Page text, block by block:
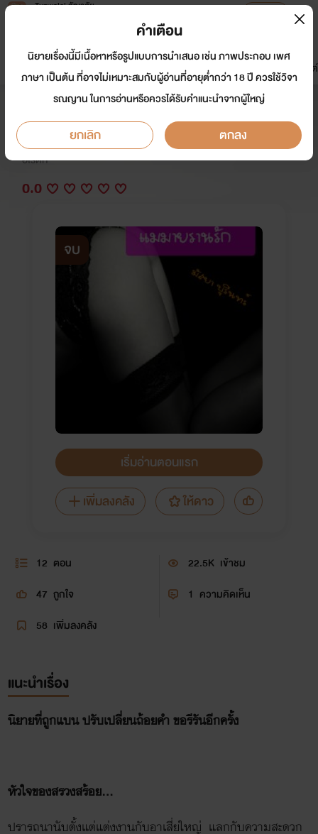
Tunwalai ธัญวลัย
หน้าแรก นิยาย อีบุ๊ก การ์ตูน
มาใหม่
ดรีมแชท ธัญลิสต์
แม่ม่ายร่านรัก
นักเขียน: มัสยา บุรินทร์
อีโรติก
0.0
จบ
เริ่มอ่านตอนแรก
เพิ่มลงคลัง
ให้ดาว
12 ตอน 22.5K เข้าชม
47 ถูกใจ 1 ความคิดเห็น
58 เพิ่มลงคลัง
แนะนำเรื่อง
นิยายที่ถูกแบน ปรับเปลี่ยนถ้อยคำ ขอรีรันอีกครั้ง
หัวใจของสรวงสร้อย...
ปรารถนานับตั้งแต่แต่งงานกับอาเสี่ยใหญ่ แลกกับความสะดวก
คำเตือน
นิยายเรื่องนี้มีเนื้อหาหรือรูปแบบการนำเสนอ เช่น ภาพประกอบ เพศ
ภาษา เป็นต้น ที่อาจไม่เหมาะสมกับผู้อ่านที่อายุต่ำกว่า 18 ปี ควรใช้วิจา
รณญาน ในการอ่านหรือควรได้รับคำแนะนำจากผู้ใหญ่
ยกเลิก ตกลง